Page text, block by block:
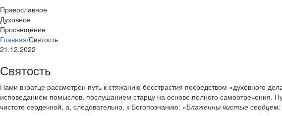
Православное
Духовное
Просвещение
Главная/Святость
21.12.2022
Святость
Нами вкратце рассмотрен путь к стяжанию бесстрастия посредством «духовного
исповеданием помыслов, послушанием старцу на основе полного самоотречения.
чистоте сердечной, а, следовательно, к Богопознанию: «Блаженны чистые сердцем: